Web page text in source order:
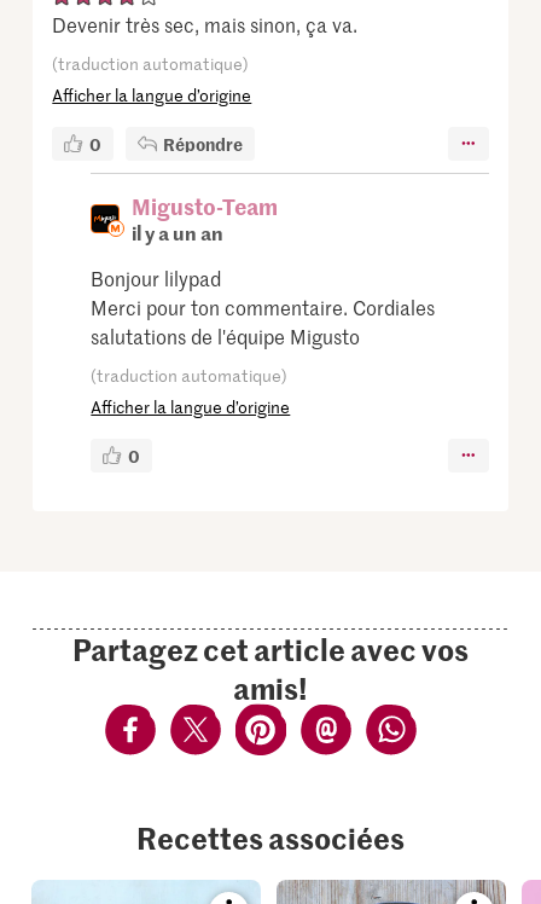
Devenir très sec, mais sinon, ça va.
(traduction automatique)
Afficher la langue d’origine
0 Répondre
Migusto-Team
il y a un an
Bonjour lilypad
Merci pour ton commentaire. Cordiales
salutations de l'équipe Migusto
(traduction automatique)
Afficher la langue d’origine
0
Partagez cet article avec vos
amis!
Recettes associées